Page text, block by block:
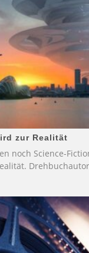
zur Realität
noch Science-